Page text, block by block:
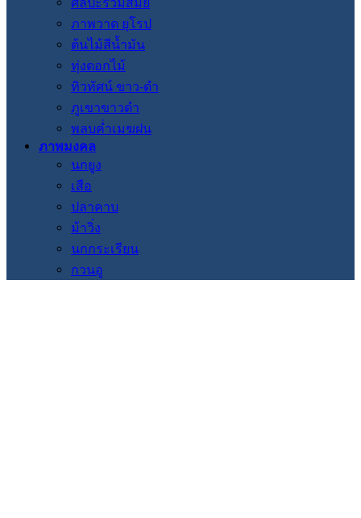
ภาพวาด ยุโรป
ต้นไม้สีน้ำมัน
ทุ่งดอกไม้
ทิวทัศน์ ขาว-ดำ
ภูเขาขาวดำ
พลบค่ำเมฆฝน
ภาพมงคล
นกยูง
เสือ
ปลาคาบ
ม้าวิ่ง
นกกระเรียน
กวนอู